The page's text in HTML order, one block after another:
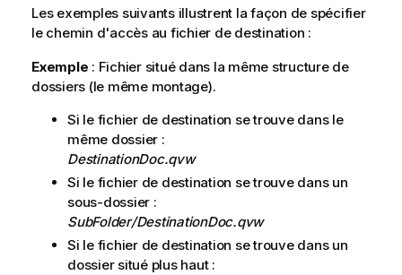
o
n
Les exemples suivants illustrent la façon de spécifier
le chemin d'accès au fichier de destination :
Exemple : Fichier situé dans la même structure de
dossiers (le même montage).
Si le fichier de destination se trouve dans le
même dossier :
DestinationDoc.qvw
Si le fichier de destination se trouve dans un
sous-dossier :
SubFolder/DestinationDoc.qvw
Si le fichier de destination se trouve dans un
dossier situé plus haut :